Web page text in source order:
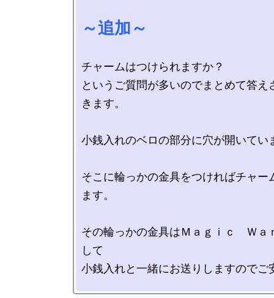
～追加～
チャームはつけられますか？
というご質問が多いのでまとめて答え
きます。
小銭入れのベロの部分に穴が開いてい
そこに輪っかの金具をつければチャー
ます。
その輪っかの金具はＭａｇｉｃ　Ｗａ
して
小銭入れと一緒にお送りしますのでご